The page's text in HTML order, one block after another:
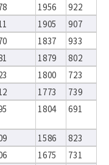
1956
922
1905
907
1837
933
1879
802
1800
723
1773
739
1804 691
1586
823
1675
731